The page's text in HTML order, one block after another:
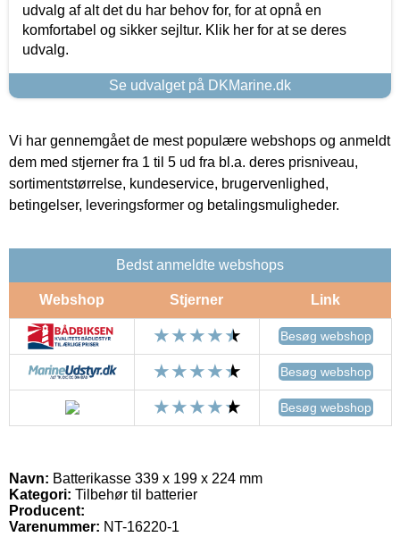
udvalg af alt det du har behov for, for at opnå en
komfortabel og sikker sejltur. Klik her for at se deres
udvalg.
Se udvalget på DKMarine.dk
Vi har gennemgået de mest populære webshops og anmeldt
dem med stjerner fra 1 til 5 ud fra bl.a. deres prisniveau,
sortimentstørrelse, kundeservice, brugervenlighed,
betingelser, leveringsformer og betalingsmuligheder.
Bedst anmeldte webshops
Webshop Stjerner Link
Besøg webshop
Besøg webshop
Besøg webshop
Navn: Batterikasse 339 x 199 x 224 mm
Kategori: Tilbehør til batterier
Producent:
Varenummer: NT-16220-1